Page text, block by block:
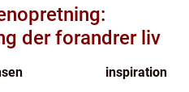
der forandrer liv
inspiration